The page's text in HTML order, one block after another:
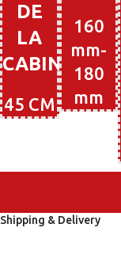
DE
LA
CABINE
45 CM
160
mm-
180
mm
Shipping & Delivery